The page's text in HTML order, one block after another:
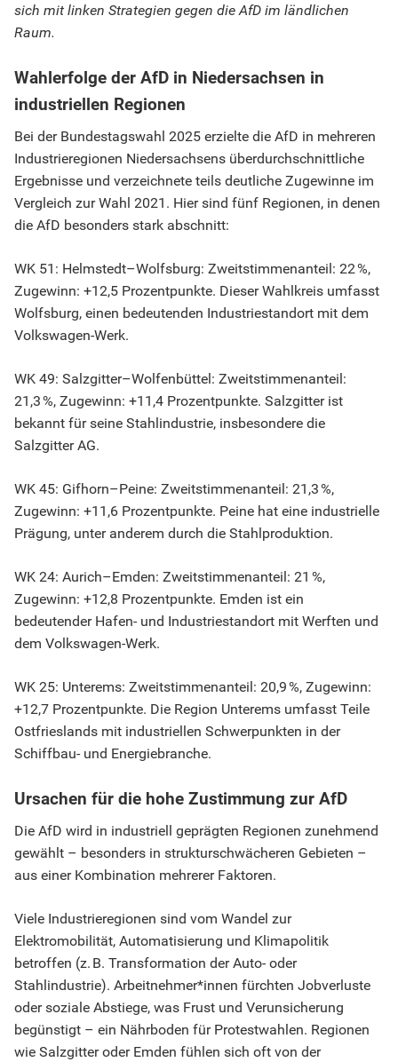
sich mit linken Strategien gegen die AfD im ländlichen
Raum.
Wahlerfolge der AfD in Niedersachsen in
industriellen Regionen
Bei der Bundestagswahl 2025 erzielte die AfD in mehreren
Industrieregionen Niedersachsens überdurchschnittliche
Ergebnisse und verzeichnete teils deutliche Zugewinne im
Vergleich zur Wahl 2021. Hier sind fünf Regionen, in denen
die AfD besonders stark abschnitt:
WK 51: Helmstedt–Wolfsburg: Zweitstimmenanteil: 22 %,
Zugewinn: +12,5 Prozentpunkte. Dieser Wahlkreis umfasst
Wolfsburg, einen bedeutenden Industriestandort mit dem
Volkswagen-Werk.
WK 49: Salzgitter–Wolfenbüttel: Zweitstimmenanteil:
21,3 %, Zugewinn: +11,4 Prozentpunkte. Salzgitter ist
bekannt für seine Stahlindustrie, insbesondere die
Salzgitter AG.
WK 45: Gifhorn–Peine: Zweitstimmenanteil: 21,3 %,
Zugewinn: +11,6 Prozentpunkte. Peine hat eine industrielle
Prägung, unter anderem durch die Stahlproduktion.
WK 24: Aurich–Emden: Zweitstimmenanteil: 21 %,
Zugewinn: +12,8 Prozentpunkte. Emden ist ein
bedeutender Hafen- und Industriestandort mit Werften und
dem Volkswagen-Werk.
WK 25: Unterems: Zweitstimmenanteil: 20,9 %, Zugewinn:
+12,7 Prozentpunkte. Die Region Unterems umfasst Teile
Ostfrieslands mit industriellen Schwerpunkten in der
Schiffbau- und Energiebranche.
Ursachen für die hohe Zustimmung zur AfD
Die AfD wird in industriell geprägten Regionen zunehmend
gewählt – besonders in strukturschwächeren Gebieten –
aus einer Kombination mehrerer Faktoren.
Viele Industrieregionen sind vom Wandel zur
Elektromobilität, Automatisierung und Klimapolitik
betroffen (z. B. Transformation der Auto- oder
Stahlindustrie). Arbeitnehmer*innen fürchten Jobverluste
oder soziale Abstiege, was Frust und Verunsicherung
begünstigt – ein Nährboden für Protestwahlen. Regionen
wie Salzgitter oder Emden fühlen sich oft von der